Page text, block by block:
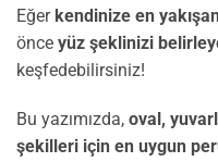
Eğer kendinize en
önce yüz şeklinizi
keşfedebilirsiniz!
Bu yazımızda, oval,
şekilleri için en uygun